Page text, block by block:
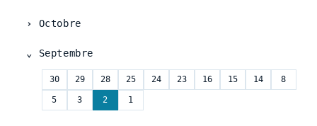
Octobre
Septembre
30 29 28 25 24 23 16 15 14 8
5 3 2 1